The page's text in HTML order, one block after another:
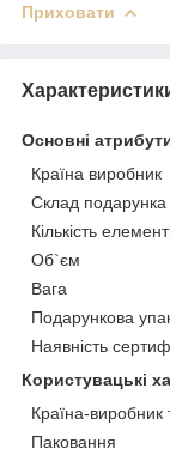
Приховати
Основні
Країна виробник
Склад подарунка
Кількість
Об`єм
Вага
Подарункова
Наявність
Користувацькі
Країна-виробник
Паковання